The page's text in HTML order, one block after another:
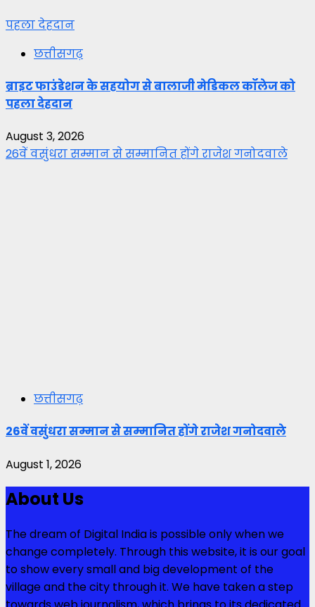
पहला देहदान
छत्तीसगढ़
ब्राइट फाउंडेशन के सहयोग से बालाजी मेडिकल कॉलेज को
पहला देहदान
August 3, 2026
26वें वसुंधरा सम्मान से सम्मानित होंगे राजेश गनोदवाले
छत्तीसगढ़
26वें वसुंधरा सम्मान से सम्मानित होंगे राजेश गनोदवाले
August 1, 2026
About Us
The dream of Digital India is possible only when we
change completely. Through this website, it is our goal
to show every small and big development of the
village and the city through it. We have taken a step